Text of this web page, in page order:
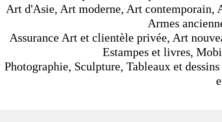
Art d'Asie, Art moderne, Art contemporain,
Armes
Assurance Art et clientèle privée, Art
Estampes et livres,
Photographie, Sculpture, Tableaux et